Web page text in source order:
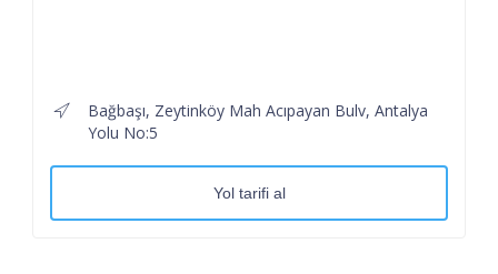
Bağbaşı, Zeytinköy Mah Acıpayan Bulv, Antalya
Yolu No:5
Yol tarifi al